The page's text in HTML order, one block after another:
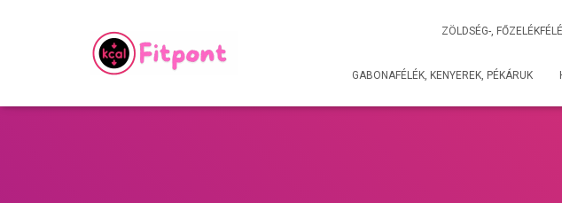
ZÖLDSÉG-,
GABONAFÉLÉK, KENYEREK, PÉKÁRUK